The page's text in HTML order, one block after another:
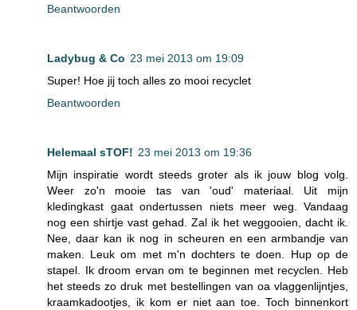
Beantwoorden
Ladybug & Co 23 mei 2013 om 19:09
Super! Hoe jij toch alles zo mooi recyclet
Beantwoorden
Helemaal sTOF! 23 mei 2013 om 19:36
Mijn inspiratie wordt steeds groter als ik jouw blog volg.
Weer zo'n mooie tas van 'oud' materiaal. Uit mijn
kledingkast gaat ondertussen niets meer weg. Vandaag
nog een shirtje vast gehad. Zal ik het weggooien, dacht ik.
Nee, daar kan ik nog in scheuren en een armbandje van
maken. Leuk om met m'n dochters te doen. Hup op de
stapel. Ik droom ervan om te beginnen met recyclen. Heb
het steeds zo druk met bestellingen van oa vlaggenlijntjes,
kraamkadootjes, ik kom er niet aan toe. Toch binnenkort